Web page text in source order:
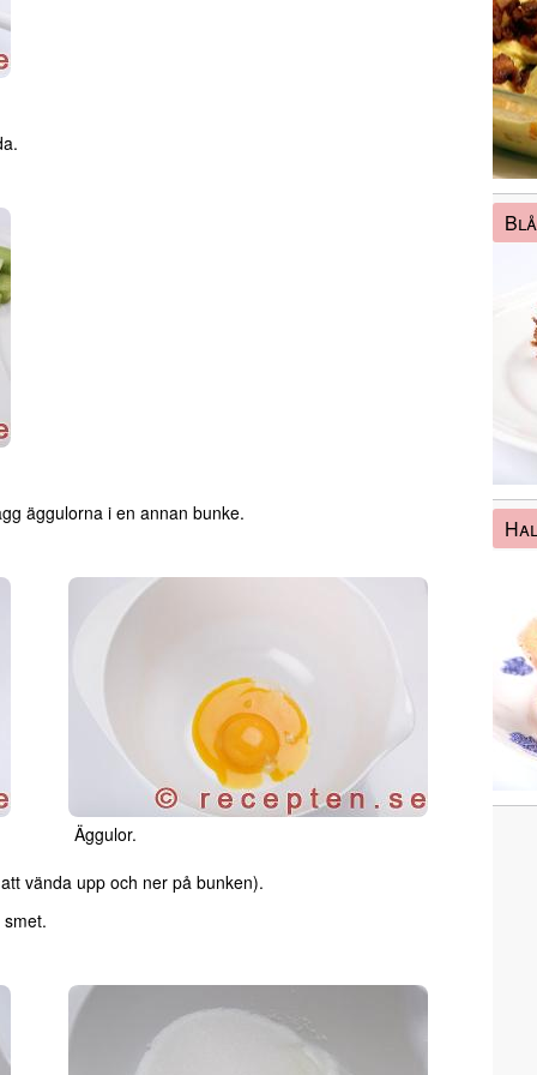
äggulorna i en annan bunke.
Äggulor.
vända upp och ner på bunken).